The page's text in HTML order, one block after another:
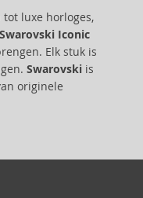
luxe horloges,
Swarovski Iconic
Elk stuk is
Swarovskiis
originele